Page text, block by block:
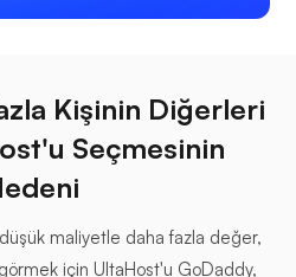
Kişinin Diğerleri
Seçmesinin
düşük maliyetle daha fazla değer,
için UltaHost'u GoDaddy,